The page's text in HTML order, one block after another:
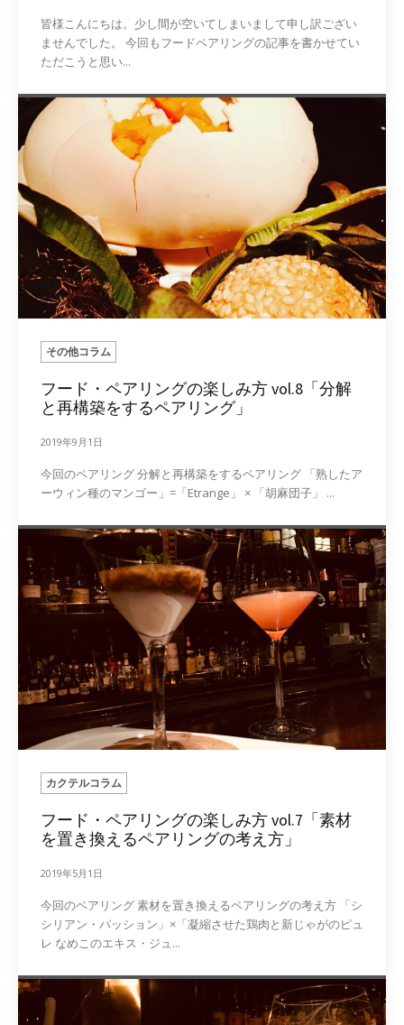
皆様こんにちは。少し間が空いてしまいまして申し訳ござい
ませんでした。 今回もフードペアリングの記事を書かせてい
ただこうと思い...
その他コラム
フード・ペアリングの楽しみ方 vol.8「分解
と再構築をするペアリング」
2019年9月1日
今回のペアリング 分解と再構築をするペアリング 「熟したア
ーウィン種のマンゴー」=「Etrange」 × 「胡麻団子」 ...
カクテルコラム
フード・ペアリングの楽しみ方 vol.7「素材
を置き換えるペアリングの考え方」
2019年5月1日
今回のペアリング 素材を置き換えるペアリングの考え方 「シ
シリアン・パッション」×「凝縮させた鶏肉と新じゃがのピュ
レ なめこのエキス・ジュ...